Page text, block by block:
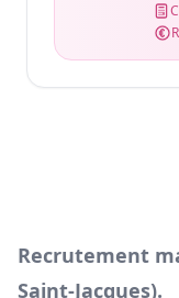
Recrutement
Saint-Jacques).